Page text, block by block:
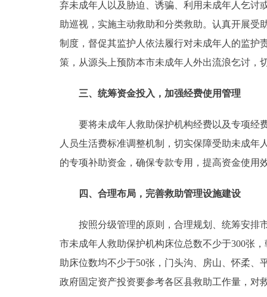
北京概况
绿色北京
ENGLISH
ESPAÑOL
ITALIANO
弃未成年人以及胁迫、诱骗、利用未成年人乞讨
助巡视，实施主动救助和分类救助。认真开展
制度，督促其监护人依法履行对未成年人的监护
策，从源头上预防本市未成年人外出流浪乞讨，
三、统筹资金投入，加强经费使用管理
要将未成年人救助保护机构经费以及专项经费
人员生活费标准调整机制，切实保障受助未成
的专项补助资金，确保专款专用，提高资金使用
四、合理布局，完善救助管理设施建设
按照分级管理的原则，合理规划、统筹安排市
市未成年人救助保护机构床位总数不少于300张
助床位数均不少于50张，门头沟、房山、怀柔
政府固定资产投资要参考各区县救助工作量，对